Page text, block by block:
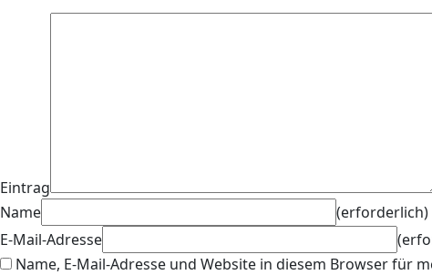
Eintrag
Name
(erforderlich)
E-Mail-Adresse
Name, E-Mail-Adresse und Website in diesem Browser für